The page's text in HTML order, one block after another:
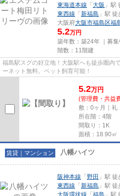
東海道本線 「 大阪 」駅
東西線 「 新福島 」駅
大阪府大阪市福島区福
5.2万円
築年数：築24年 ｜募集
階数：11階建
福島駅スグの好立地！大阪駅へも徒歩圏内
ーネット無料。ペット飼育可能！
5.2万円
(管理費・共益
敷：0ヶ月｜礼
所在階：4階
間取り：1K
面積：18.90㎡
賃貸｜マンション 八幡ハイツ
阪神本線 「 野田 」駅
東西線 「 新福島 」駅
大阪環状線 「 福島 」駅